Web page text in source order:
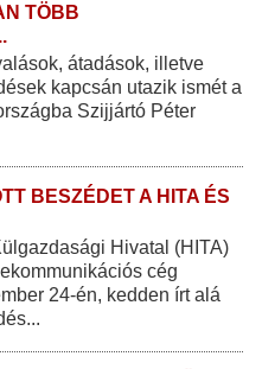
TÖBB
átadások, illetve
kapcsán utazik ismét a
Szijjártó Péter
BESZÉDET A HITA ÉS
Hivatal (HITA)
cég
24-én, kedden írt alá